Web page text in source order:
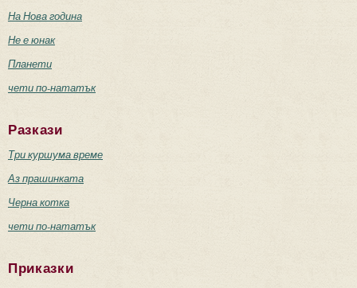
На Нова година
Не е юнак
Планети
чети по-нататък
Разкази
Три куршума време
Аз прашинката
Черна котка
чети по-нататък
Приказки